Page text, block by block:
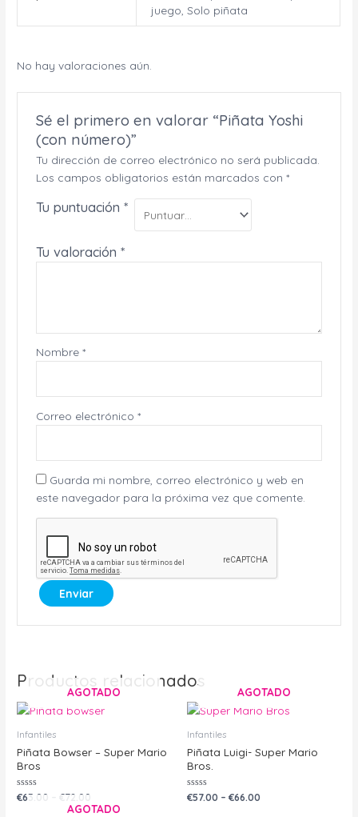
juego, Solo piñata
No hay valoraciones aún.
Sé el primero en valorar “Piñata Yoshi
(con número)”
Tu dirección de correo electrónico no será publicada.
Los campos obligatorios están marcados con *
Tu puntuación *
Tu valoración *
Nombre *
Correo electrónico *
Guarda mi nombre, correo electrónico y web en
este navegador para la próxima vez que comente.
Productos relacionados
AGOTADO
Infantiles
Piñata Bowser – Super Mario
Bros
Valorado
€63.00 €72.00
AGOTADO
Infantiles
Piñata Luigi- Super Mario
Bros.
Valorado
€57.00 – €66.00
AGOTADO